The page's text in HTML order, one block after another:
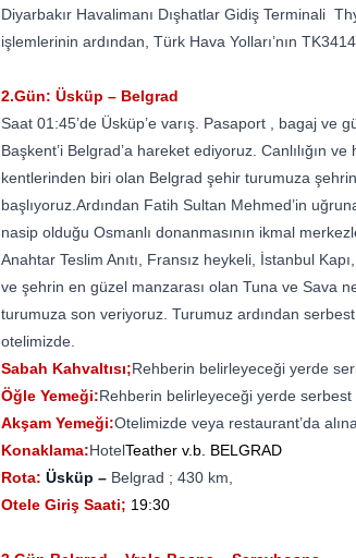
Diyarbakır Havalimanı Dışhatlar Gidiş Terminali
işlemlerinin ardından, Türk Hava Yolları’nın
2.Gün: Üsküp – Belgrad
Saat 01:45’de Üsküp’e varış. Pasaport , bagaj ve
Başkent’i Belgrad’a hareket ediyoruz. Canlılığın
kentlerinden biri olan Belgrad şehir turumuza
başlıyoruz.Ardından Fatih Sultan Mehmed’in
nasip olduğu Osmanlı donanmasının ikmal
Anahtar Teslim Anıtı, Fransız heykeli, İstanbul
ve şehrin en güzel manzarası olan Tuna ve Sava
turumuza son veriyoruz. Turumuz ardından
otelimizde.
Sabah Kahvaltısı;Rehberin belirleyeceği yerde
Öğle Yemeği:Rehberin belirleyeceği yerde serbest
Akşam Yemeği:Otelimizde veya restaurant’da
Konaklama:HotelTeather v.b. BELGRAD
Rota: Üsküp – Belgrad ; 430 km,
Otele Giriş Saati; 19:30